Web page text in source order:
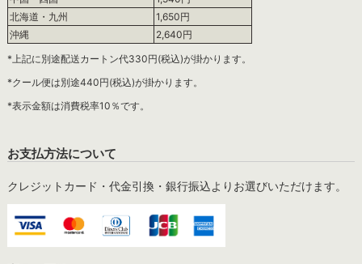
北海道・九州
1,650円
沖縄
2,640円
*上記に別途配送カートン代330円(税込)が掛かります。
*クール便は別途440円(税込)が掛かります。
*表示金額は消費税率10％です。
お支払方法について
クレジットカード・代金引換・銀行振込よりお選びいただけます。